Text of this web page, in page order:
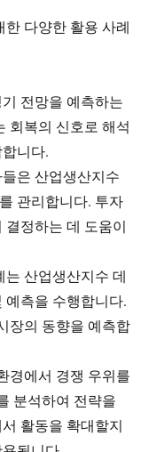
다양한 활용 사례
전망을 예측하는
회복의 신호로 해석
니다.
은 산업생산지수
관리합니다. 투자
정하는 데 도움이
는 산업생산지수 데
예측을 수행합니다.
장의 동향을 예측합
경에서 경쟁 우위를
분석하여 전략을
활동을 확대할지